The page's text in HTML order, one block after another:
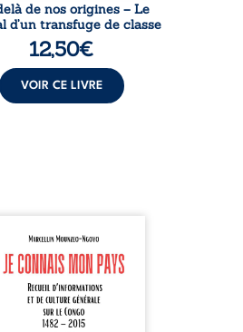
de nos origines – Le
d’un transfuge de classe
12,50€
VOIR CE LIVRE
mon pays se
comme une œuvre de
et d’éveil civique,
à raviver la mémoire
En retraçant les
étapes de l’histoire
il entend combattre